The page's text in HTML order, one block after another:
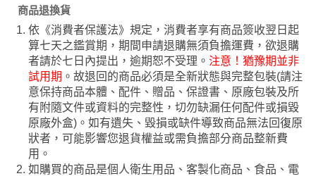
商品退換貨
依《消費者保護法》規定，消費者享有商品簽收翌日起
算七天之鑑賞期，期間申請退購無須負擔運費，欲退購
者請於七日內提出，逾期恕不受理。 注意！猶豫期並非
試用期 。故退回的商品必須是全新狀態與完整包裝(請注
意保持商品本體、配件、贈品、保證書、原廠包裝及所
有附隨文件或資料的完整性，切勿缺漏任何配件或損毀
原廠外盒)。如有遺失、毀損或缺件導致商品無法回復原
狀者，可能影響您退貨權益或需負擔部分商品整新費
用。
如購買的商品是個人衛生用品、客製化商品、食品、電